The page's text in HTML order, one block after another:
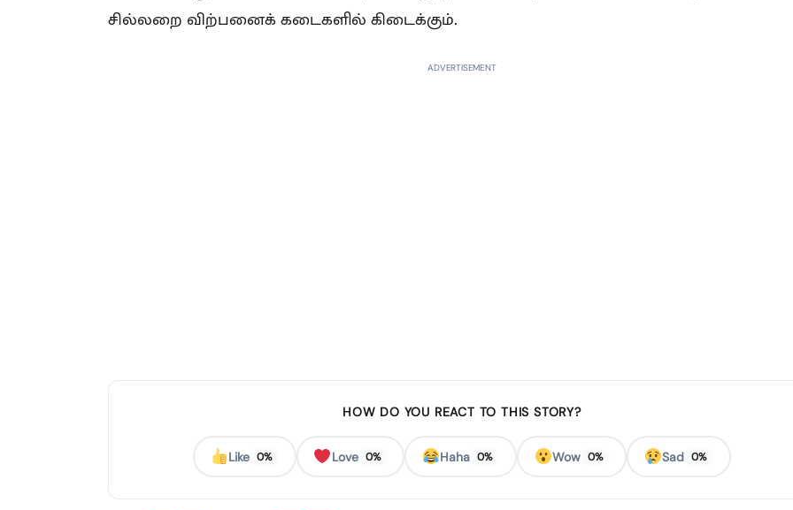
சில்லறை விற்பனைக் கடைகளில் கிடைக்கும்.
ADVERTISEMENT
HOW DO YOU REACT TO THIS STORY?
Like 0% Love 0% Haha 0% Wow 0% Sad 0%